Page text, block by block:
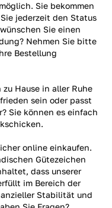
Sie bekommen
jederzeit den Status
Sie einen
Nehmen Sie bitte
Bestellung
Hause in aller Ruhe
sein oder passt
Sie können es einfach
online einkaufen.
Gütezeichen
dass unserer
im Bereich der
Stabilität und